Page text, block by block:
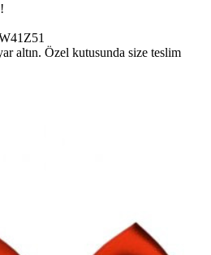
altın. Özel kutusunda size teslim